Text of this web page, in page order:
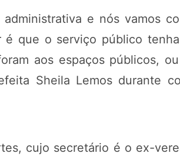
e nós vamos
que o serviço público
aos espaços públicos,
Sheila Lemos durante
cujo secretário é o ex-